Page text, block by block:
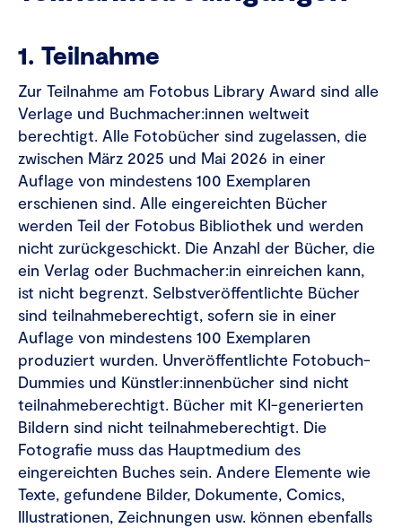
1. Teilnahme
Zur Teilnahme am Fotobus Library Award sind alle
Verlage und Buchmacher:innen weltweit
berechtigt. Alle Fotobücher sind zugelassen, die
zwischen März 2025 und Mai 2026 in einer
Auflage von mindestens 100 Exemplaren
erschienen sind. Alle eingereichten Bücher
werden Teil der Fotobus Bibliothek und werden
nicht zurückgeschickt. Die Anzahl der Bücher, die
ein Verlag oder Buchmacher:in einreichen kann,
ist nicht begrenzt. Selbstveröffentlichte Bücher
sind teilnahmeberechtigt, sofern sie in einer
Auflage von mindestens 100 Exemplaren
produziert wurden. Unveröffentlichte Fotobuch-
Dummies und Künstler:innenbücher sind nicht
teilnahmeberechtigt. Bücher mit KI-generierten
Bildern sind nicht teilnahmeberechtigt. Die
Fotografie muss das Hauptmedium des
eingereichten Buches sein. Andere Elemente wie
Texte, gefundene Bilder, Dokumente, Comics,
Illustrationen, Zeichnungen usw. können ebenfalls